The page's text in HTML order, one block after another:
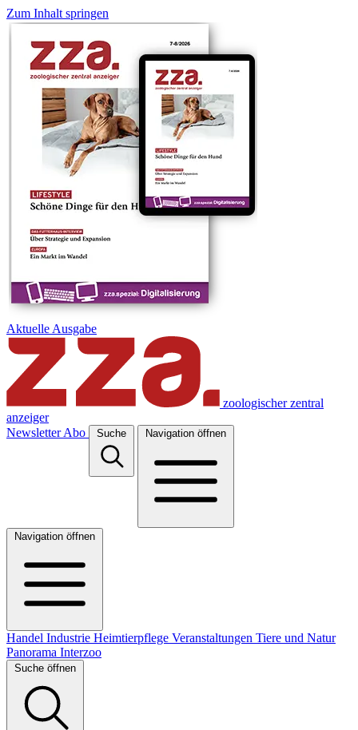
Zum Inhalt springen
Aktuelle Ausgabe
zoologischer zentral
anzeiger
Newsletter Abo Suche Navigation öffnen
Navigation öffnen
Handel Industrie Heimtierpflege Veranstaltungen Tiere und Natur
Panorama Interzoo
Suche öffnen